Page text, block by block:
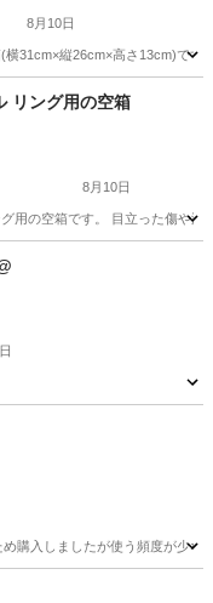
8月10日
横31cm×縦26cm×高さ13cm)で
フ
リング用の空箱
8月10日
用の空箱です。 目立った傷や
購入しましたが使う頻度が少